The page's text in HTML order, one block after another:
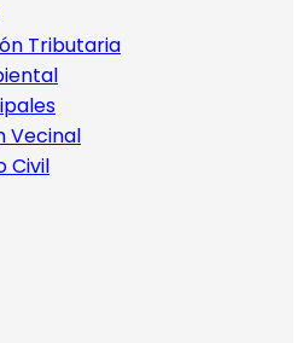
Tributaria
Vecinal
Civil